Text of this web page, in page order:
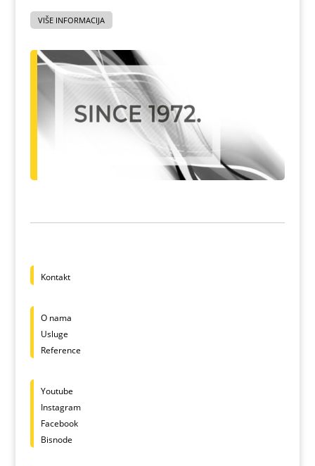
VIŠE INFORMACIJA
Kontakt
O nama
Usluge
Reference
Youtube
Instagram
Facebook
Bisnode